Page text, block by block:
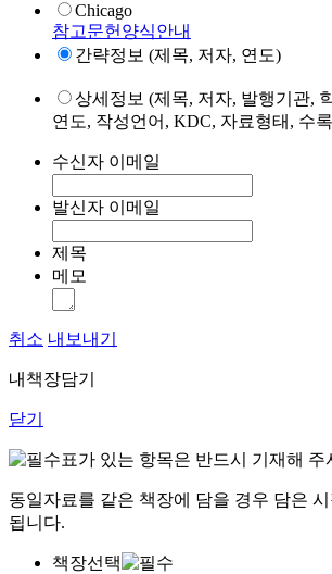
Chicago
참고문헌양식안내
간략정보 (제목, 저자, 연도)
상세정보 (제목, 저자, 발행기관,
연도, 작성언어, KDC, 자료형태, 수
수신자 이메일
발신자 이메일
제목
메모
취소 내보내기
내책장담기
닫기
표가 있는 항목은 반드시 기재해 주
동일자료를 같은 책장에 담을 경우 담은
됩니다.
책장선택